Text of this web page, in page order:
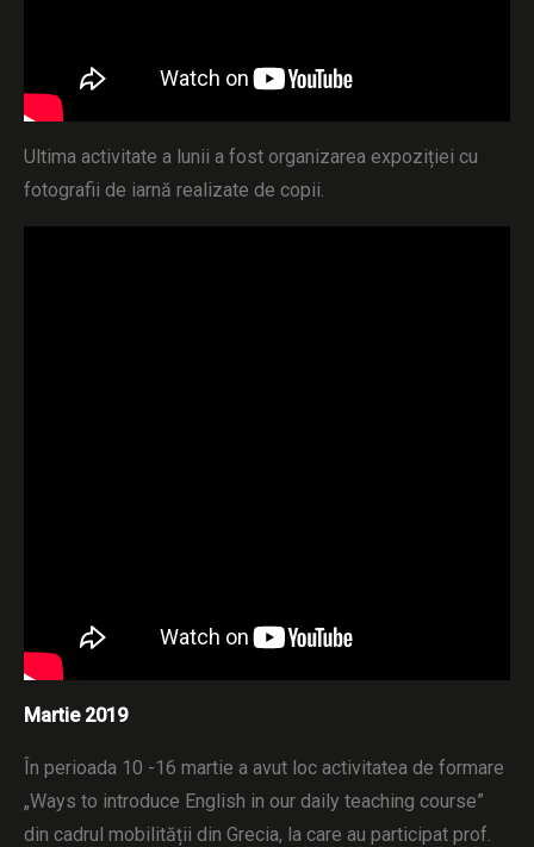
Ultima activitate a lunii a fost organizarea expoziției cu
fotografii de iarnă realizate de copii.
Martie 2019
În perioada 10 -16 martie a avut loc activitatea de formare
„Ways to introduce English in our daily teaching course”
din cadrul mobilității din Grecia, la care au participat prof.